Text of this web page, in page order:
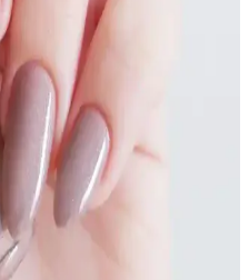
görünümlü üç renk
ve şık tırnak bakımı sunar,
sağlar.
Doğal ve Parlak
için ideal, çeşitli formülleri ve
şık sonuçlar sağlar. Bakım
İpuçlarıyla Zarif